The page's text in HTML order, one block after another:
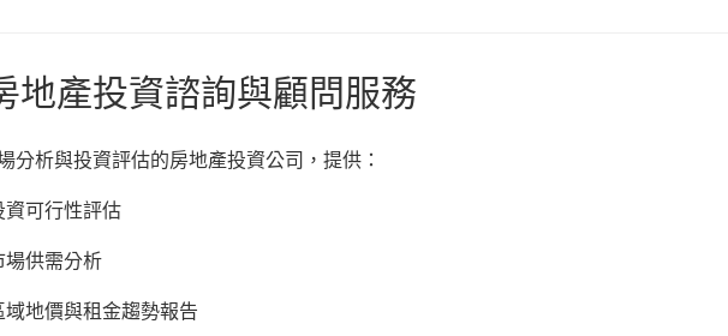
地產投資諮詢與顧問服務
分析與投資評估的房地產投資公司，提供：
資可行性評估
場供需分析
域地價與租金趨勢報告